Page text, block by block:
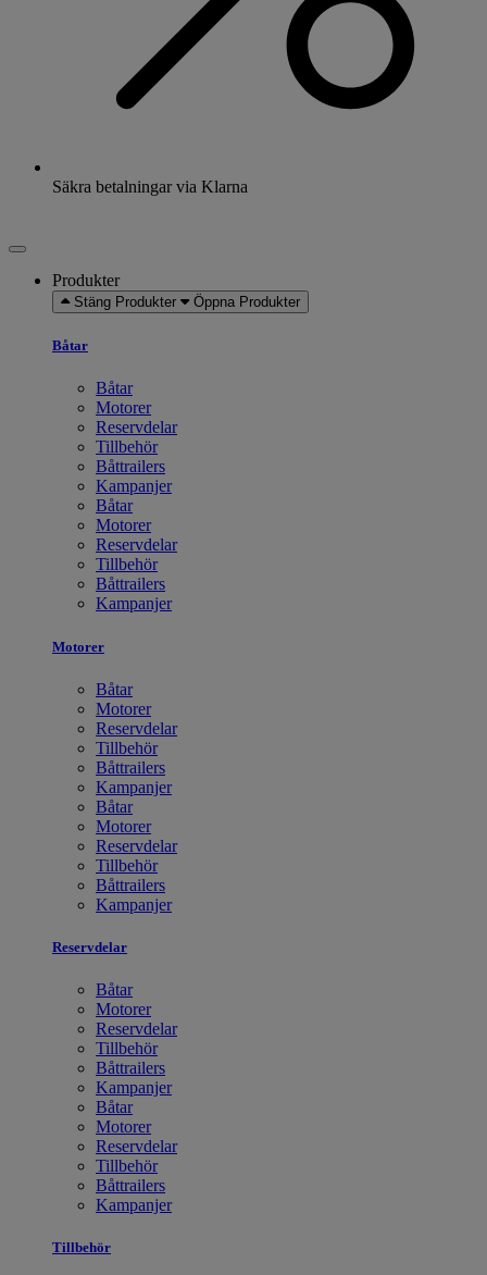
Säkra betalningar via Klarna
Produkter
Stäng Produkter Öppna Produkter
Båtar
Båtar
Motorer
Reservdelar
Tillbehör
Båttrailers
Kampanjer
Båtar
Motorer
Reservdelar
Tillbehör
Båttrailers
Kampanjer
Motorer
Båtar
Motorer
Reservdelar
Tillbehör
Båttrailers
Kampanjer
Båtar
Motorer
Reservdelar
Tillbehör
Båttrailers
Kampanjer
Reservdelar
Båtar
Motorer
Reservdelar
Tillbehör
Båttrailers
Kampanjer
Båtar
Motorer
Reservdelar
Tillbehör
Båttrailers
Kampanjer
Tillbehör